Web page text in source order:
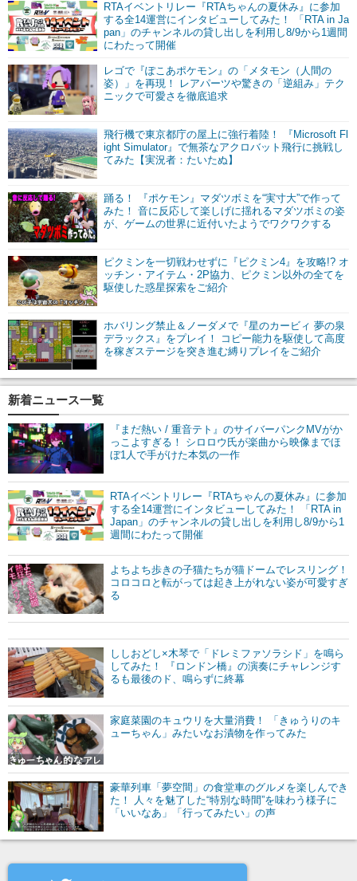
RTAイベントリレー『RTAちゃんの夏休み』に参加
する全14運営にインタビューしてみた！ 「RTA in Ja
pan」のチャンネルの貸し出しを利用し8/9から1週間
にわたって開催
レゴで『ぽこあポケモン』の「メタモン（人間の
姿）」を再現！ レアパーツや驚きの「逆組み」テク
ニックで可愛さを徹底追求
飛行機で東京都庁の屋上に強行着陸！ 『Microsoft Fl
ight Simulator』で無茶なアクロバット飛行に挑戦し
てみた【実況者：たいたぬ】
踊る！ 『ポケモン』マダツボミを“実寸大”で作って
みた！ 音に反応して楽しげに揺れるマダツボミの姿
が、ゲームの世界に近付いたようでワクワクする
ピクミンを一切戦わせずに『ピクミン4』を攻略!? オ
ッチン・アイテム・2P協力、ピクミン以外の全てを
駆使した惑星探索をご紹介
ホバリング禁止＆ノーダメで『星のカービィ 夢の泉
デラックス』をプレイ！ コピー能力を駆使して高度
を稼ぎステージを突き進む縛りプレイをご紹介
新着ニュース一覧
『まだ熱い / 重音テト』のサイバーパンクMVがか
っこよすぎる！ シロロウ氏が楽曲から映像までほ
ぼ1人で手がけた本気の一作
RTAイベントリレー『RTAちゃんの夏休み』に参加
する全14運営にインタビューしてみた！ 「RTA in
Japan」のチャンネルの貸し出しを利用し8/9から1
週間にわたって開催
よちよち歩きの子猫たちが猫ドームでレスリング！
コロコロと転がっては起き上がれない姿が可愛すぎ
る
ししおどし×木琴で「ドレミファソラシド」を鳴ら
してみた！ 『ロンドン橋』の演奏にチャレンジす
るも最後のド、鳴らずに終幕
家庭菜園のキュウリを大量消費！ 「きゅうりのキ
ューちゃん」みたいなお漬物を作ってみた
豪華列車「夢空間」の食堂車のグルメを楽しんでき
た！ 人々を魅了した“特別な時間”を味わう様子に
「いいなあ」「行ってみたい」の声